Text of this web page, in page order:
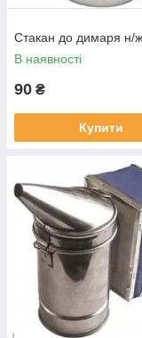
Стакан до димаря н/ж
В наявності
90 ₴
Купити